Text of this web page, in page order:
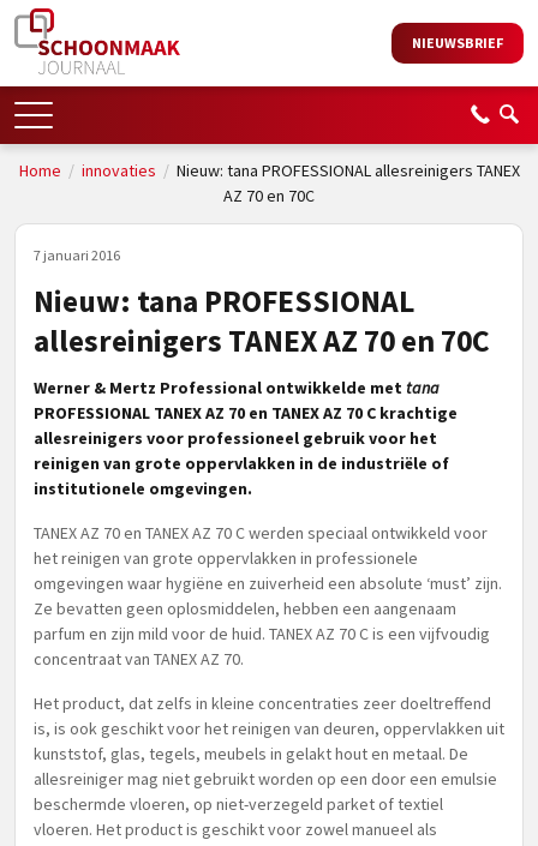
NIEUWSBRIEF
Home / innovaties / Nieuw: tana PROFESSIONAL allesreinigers TANEX
AZ 70 en 70C
7 januari 2016
Nieuw: tana PROFESSIONAL
allesreinigers TANEX AZ 70 en 70C
Werner & Mertz Professional ontwikkelde met tana
PROFESSIONAL TANEX AZ 70 en TANEX AZ 70 C krachtige
allesreinigers voor professioneel gebruik voor het
reinigen van grote oppervlakken in de industriële of
institutionele omgevingen.
TANEX AZ 70 en TANEX AZ 70 C werden speciaal ontwikkeld voor
het reinigen van grote oppervlakken in professionele
omgevingen waar hygiëne en zuiverheid een absolute ‘must’ zijn.
Ze bevatten geen oplosmiddelen, hebben een aangenaam
parfum en zijn mild voor de huid. TANEX AZ 70 C is een vijfvoudig
concentraat van TANEX AZ 70.
Het product, dat zelfs in kleine concentraties zeer doeltreffend
is, is ook geschikt voor het reinigen van deuren, oppervlakken uit
kunststof, glas, tegels, meubels in gelakt hout en metaal. De
allesreiniger mag niet gebruikt worden op een door een emulsie
beschermde vloeren, op niet-verzegeld parket of textiel
vloeren. Het product is geschikt voor zowel manueel als